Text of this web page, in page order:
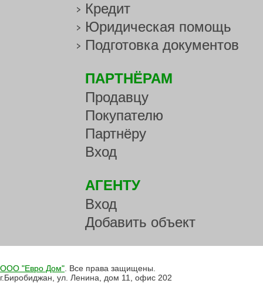
Кредит
Юридическая помощь
Подготовка документов
ПАРТНЁРАМ
Продавцу
Покупателю
Партнёру
Вход
АГЕНТУ
Вход
Добавить объект
ООО "Евро Дом". Все права защищены.
г.Биробиджан, ул. Ленина, дом 11, офис 202